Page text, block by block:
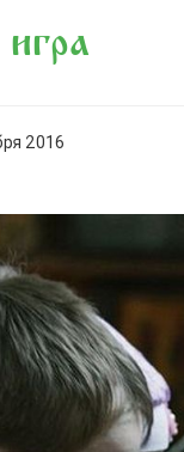
2016